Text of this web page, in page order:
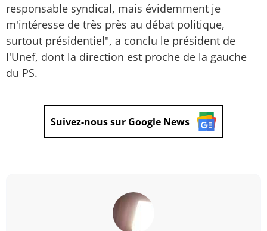
responsable syndical, mais évidemment je
m'intéresse de très près au débat politique,
surtout présidentiel", a conclu le président de
l'Unef, dont la direction est proche de la gauche
du PS.
Suivez-nous sur Google News